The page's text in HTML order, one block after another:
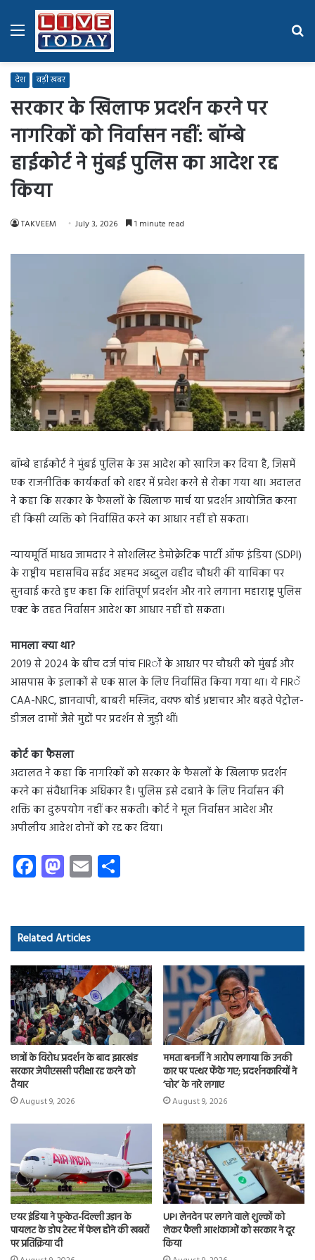
Menu
देश बड़ी खबर
सरकार के खिलाफ प्रदर्शन करने पर
नागरिकों को निर्वासन नहीं: बॉम्बे
हाईकोर्ट ने मुंबई पुलिस का आदेश रद्द
किया
TAKVEEM July 3, 2026 1 minute read
बॉम्बे हाईकोर्ट ने मुंबई पुलिस के उस आदेश को खारिज कर दिया है, जिसमें
एक राजनीतिक कार्यकर्ता को शहर में प्रवेश करने से रोका गया था। अदालत
ने कहा कि सरकार के फैसलों के खिलाफ मार्च या प्रदर्शन आयोजित करना
ही किसी व्यक्ति को निर्वासित करने का आधार नहीं हो सकता।
न्यायमूर्ति माधव जामदार ने सोशलिस्ट डेमोक्रेटिक पार्टी ऑफ इंडिया (SDPI)
के राष्ट्रीय महासचिव सईद अहमद अब्दुल वहीद चौधरी की याचिका पर
सुनवाई करते हुए कहा कि शांतिपूर्ण प्रदर्शन और नारे लगाना महाराष्ट्र पुलिस
एक्ट के तहत निर्वासन आदेश का आधार नहीं हो सकता।
मामला क्या था?
2019 से 2024 के बीच दर्ज पांच FIRों के आधार पर चौधरी को मुंबई और
आसपास के इलाकों से एक साल के लिए निर्वासित किया गया था। ये FIRें
CAA-NRC, ज्ञानवापी, बाबरी मस्जिद, वक्फ बोर्ड भ्रष्टाचार और बढ़ते पेट्रोल-
डीजल दामों जैसे मुद्दों पर प्रदर्शन से जुड़ी थीं।
कोर्ट का फैसला
अदालत ने कहा कि नागरिकों को सरकार के फैसलों के खिलाफ प्रदर्शन
करने का संवैधानिक अधिकार है। पुलिस इसे दबाने के लिए निर्वासन की
शक्ति का दुरुपयोग नहीं कर सकती। कोर्ट ने मूल निर्वासन आदेश और
अपीलीय आदेश दोनों को रद्द कर दिया।
Fa
ce
o
ok
M
as
d
o
n
E
m
Related Articles
छात्रों के विरोध प्रदर्शन के बाद झारखंड
सरकार जेपीएससी परीक्षा रद्द करने को
तैयार
August 9, 2026
ममता बनर्जी ने आरोप लगाया कि उनकी
कार पर पत्थर फेंके गए; प्रदर्शनकारियों ने
‘चोर’ के नारे लगाए
August 9, 2026
एयर इंडिया ने फुकेत-दिल्ली उड़ान के
पायलट के डोप टेस्ट में फेल होने की खबरों
पर प्रतिक्रिया दी
UPI लेनदेन पर लगने वाले शुल्कों को
लेकर फैली आशंकाओं को सरकार ने दूर
किया